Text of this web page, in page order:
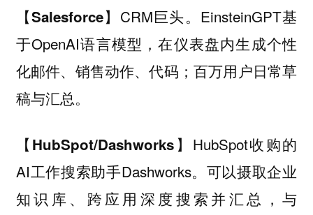
【Salesforce】 CRM巨头。EinsteinGPT基
于OpenAI语言模型，在仪表盘内生成个性
化邮件、销售动作、代码；百万用户日常草
稿与汇总。
【HubSpot/Dashworks】 HubSpot收购的
AI工作搜索助手Dashworks。可以摄取企业
知识库、跨应用深度搜索并汇总，与